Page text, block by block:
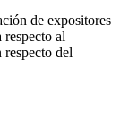
de expositores
respecto al
del